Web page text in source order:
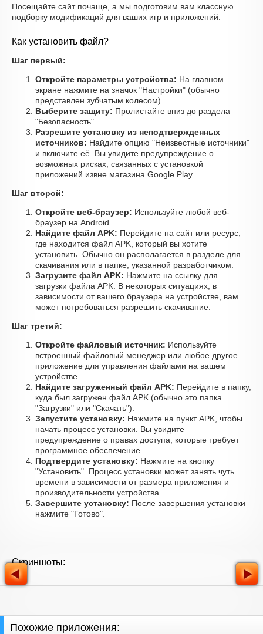
Посещайте сайт почаще, а мы подготовим вам классную
подборку модификаций для ваших игр и приложений.
Как установить файл?
Шаг первый:
Откройте параметры устройства: На главном
экране нажмите на значок "Настройки" (обычно
представлен зубчатым колесом).
Выберите защиту: Пролистайте вниз до раздела
"Безопасность".
Разрешите установку из неподтвержденных
источников: Найдите опцию "Неизвестные источники"
и включите её. Вы увидите предупреждение о
возможных рисках, связанных с установкой
приложений извне магазина Google Play.
Шаг второй:
Откройте веб-браузер: Используйте любой веб-
браузер на Android.
Найдите файл APK: Перейдите на сайт или ресурс,
где находится файл APK, который вы хотите
установить. Обычно он располагается в разделе для
скачивания или в папке, указанной разработчиком.
Загрузите файл APK: Нажмите на ссылку для
загрузки файла APK. В некоторых ситуациях, в
зависимости от вашего браузера на устройстве, вам
может потребоваться разрешить скачивание.
Шаг третий:
Откройте файловый источник: Используйте
встроенный файловый менеджер или любое другое
приложение для управления файлами на вашем
устройстве.
Найдите загруженный файл APK: Перейдите в папку,
куда был загружен файл APK (обычно это папка
"Загрузки" или "Скачать").
Запустите установку: Нажмите на пункт APK, чтобы
начать процесс установки. Вы увидите
предупреждение о правах доступа, которые требует
программное обеспечение.
Подтвердите установку: Нажмите на кнопку
"Установить". Процесс установки может занять чуть
времени в зависимости от размера приложения и
производительности устройства.
Завершите установку: После завершения установки
нажмите "Готово".
Скриншоты:
Похожие приложения: